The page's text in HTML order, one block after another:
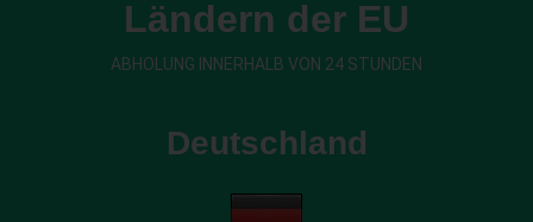
Ländern der EU
ABHOLUNG INNERHALB VON 24 STUNDEN
Deutschland